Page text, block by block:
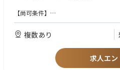
Key job responsibilities
【具体的な業務内容】
■配送管理
入荷した商品の仕分け・出荷作業お
“どのアイテムを、いつ、何人で仕分
な順番で配送するか”などをプランニ
全体の作業・人員計画はシニアエリア
・入出荷に係る各種事務作業及びその
・業務標準化の推進
(例) 新人さんにも分かりやすいマニ
※倉庫内での入出荷、在庫管理を通し
【尚可条件】
・チームワークを重視し、チームプレ
・向上心があり、今よりも成長したい
・臨機応変に行動し、理論的に物事の
・物流または製造業での経験があれば
・主体的でスピード感をもった方を求
・ピープルマネージメント経験
複数あり
求人エン